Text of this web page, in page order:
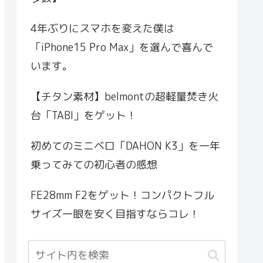
4年ぶりにスマホを変えた僕は
「iPhone15 Pro Max」を選んで喜んで
います。
【チタン素材】belmontの超軽量焚き火
台「TABI」をゲット！
初めてのミニベロ「DAHON K3」を一年
乗ってみての初心者の感想
FE28mm F2をゲット！コンパクトフル
サイズ一眼を安く目指すならコレ！